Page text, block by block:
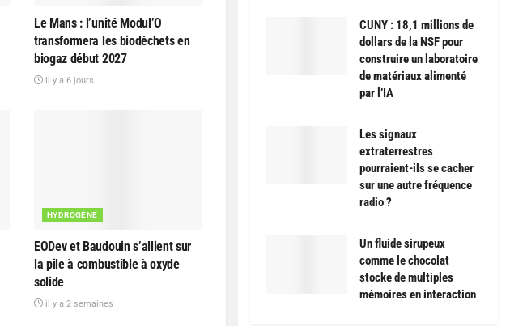
Le Mans : l’unité Modul’O
transformera les biodéchets en
biogaz début 2027
il y a 6 jours
HYDROGÈNE
EODev et Baudouin s’allient sur
la pile à combustible à oxyde
solide
il y a 2 semaines
CUNY : 18,1 millions de
dollars de la NSF pour
construire un laboratoire
de matériaux alimenté
par l’IA
Les signaux
extraterrestres
pourraient-ils se cacher
sur une autre fréquence
radio ?
Un fluide sirupeux
comme le chocolat
stocke de multiples
mémoires en interaction